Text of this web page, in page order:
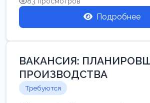
Подробнее
ВАКАНСИЯ:
ПРОИЗВОДСТВА
Требуются